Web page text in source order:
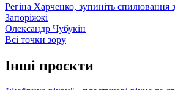
Регіна Харченко, зупиніть спилювання
Запоріжжі
Олександр Чубукін
Всі точки зору
Інші проєкти